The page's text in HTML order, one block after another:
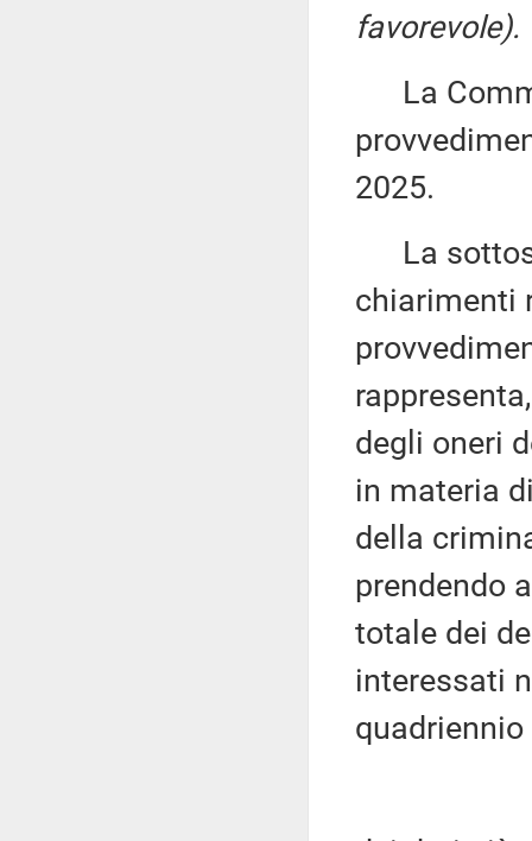
favorevole).
La
2025.
La
chiarimenti
degli oneri
in materia
della
prendendo
totale dei
interessati